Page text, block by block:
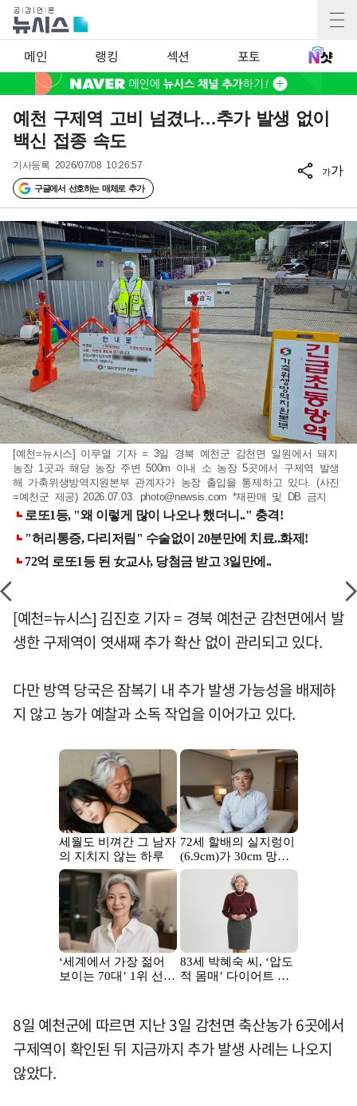
메인 랭킹 섹션 포토
예천 구제역 고비 넘겼나…추가 발생 없이
백신 접종 속도
기사등록 2026/07/08 10:26:57
구글에서 선호하는 매체로 추가
가가
[예천=뉴시스] 이무열 기자 = 3일 경북 예천군 감천면 일원에서 돼지
농장 1곳과 해당 농장 주변 500m 이내 소 농장 5곳에서 구제역 발생
해 가축위생방역지원본부 관계자가 농장 출입을 통제하고 있다. (사진
=예천군 제공) 2026.07.03. photo@newsis.com *재판매 및 DB 금지
[예천=뉴시스] 김진호 기자 = 경북 예천군 감천면에서 발
생한 구제역이 엿새째 추가 확산 없이 관리되고 있다.
다만 방역 당국은 잠복기 내 추가 발생 가능성을 배제하
지 않고 농가 예찰과 소독 작업을 이어가고 있다.
8일 예천군에 따르면 지난 3일 감천면 축산농가 6곳에서
구제역이 확인된 뒤 지금까지 추가 발생 사례는 나오지
않았다.